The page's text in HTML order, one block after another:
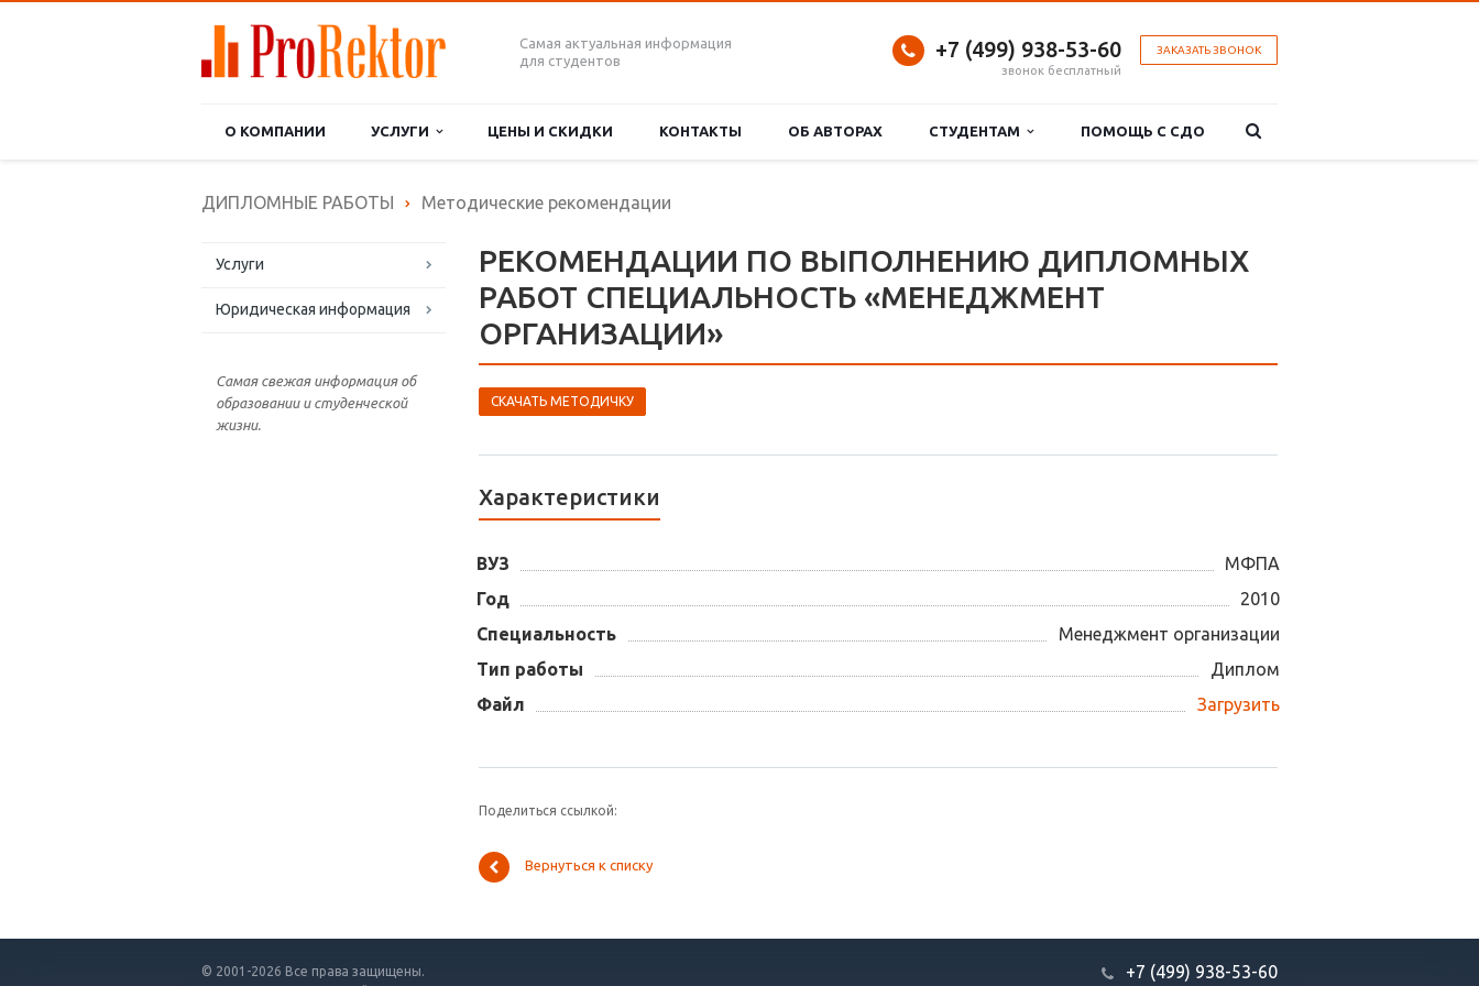
Самая актуальная информация
для студентов
ЗАКАЗАТЬ ЗВОНОК
+7 (499) 938-53-60
звонок бесплатный
О КОМПАНИИ УСЛУГИ ЦЕНЫ И СКИДКИ КОНТАКТЫ ОБ АВТОРАХ СТУДЕНТАМ ПОМОЩЬ С СДО
ДИПЛОМНЫЕ РАБОТЫ Методические рекомендации
Услуги
Юридическая информация
Самая свежая информация об
образовании и студенческой
жизни.
РЕКОМЕНДАЦИИ ПО ВЫПОЛНЕНИЮ ДИПЛОМНЫХ
РАБОТ СПЕЦИАЛЬНОСТЬ «МЕНЕДЖМЕНТ
ОРГАНИЗАЦИИ»
СКАЧАТЬ МЕТОДИЧКУ
Характеристики
ВУЗ
МФПА
Год
2010
Специальность
Менеджмент организации
Тип работы
Диплом
Файл
Загрузить
Поделиться ссылкой:
Вернуться к списку
© 2001-2026 Все права защищены.
+7 (499) 938-53-60